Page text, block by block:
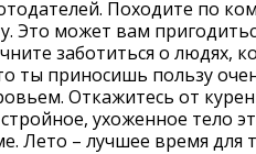
Походите по
Это может вам
заботиться о людях,
ты приносишь пользу
Откажитесь от
ухоженное тело
Лето – лучшее время для